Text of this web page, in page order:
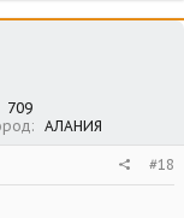
709
АЛАНИЯ
#18